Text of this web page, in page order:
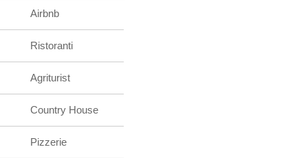
Airbnb
Ristoranti
Agriturist
Country House
Pizzerie